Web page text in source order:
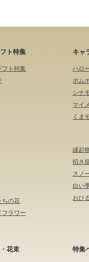
ト特集 キャ
フト特集
ちの花
フラワー
ハロ
ポム
シナ
マイ
くま
縁起
招き
スノ
白い
おひ
花束 特集